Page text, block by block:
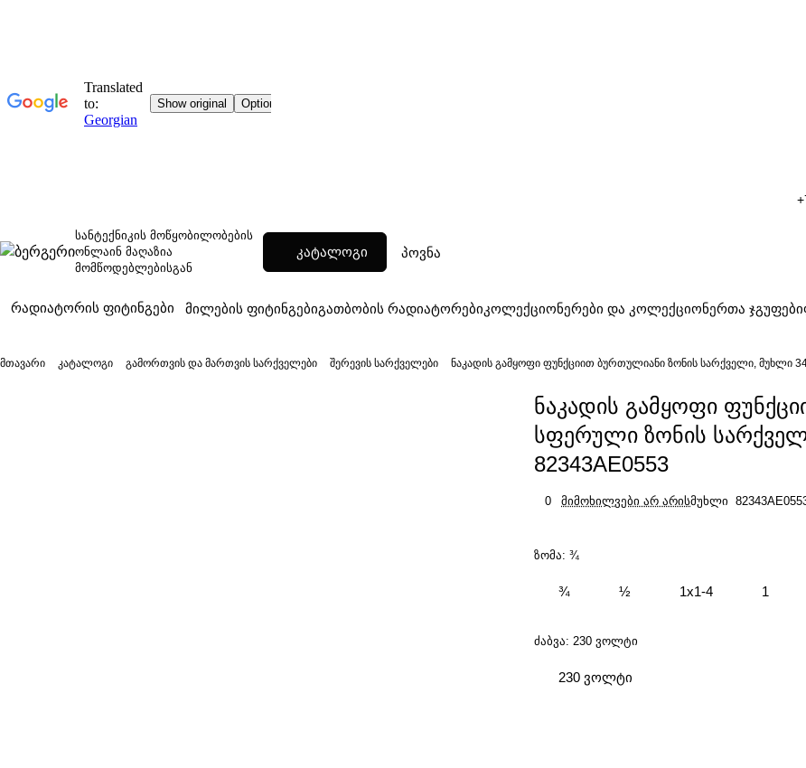
სანტექნიკის მოწყობილობების
ონლაინ მაღაზია
მომწოდებლებისგან
კატალოგი
რადიატორის ფიტინგები მილების ფიტინგებიგათბობის რადიატორებიკოლექციონერები და კოლექციონერთა ჯგუფები
მთავარი კატალოგი გამორთვის და მართვის სარქველები შერევის სარქველები ნაკადის გამყოფი ფუნქციით ბურთულიანი ზონის სარქველი, მუხლი
ნაკადის გამყოფი
სფერული ზონის
82343AE0553
0 მიმოხილვები არ არისმუხლი
ზომა:¾
¾ ½ 1x1-4 1
ძაბვა:230 ვოლტი
230 ვოლტი